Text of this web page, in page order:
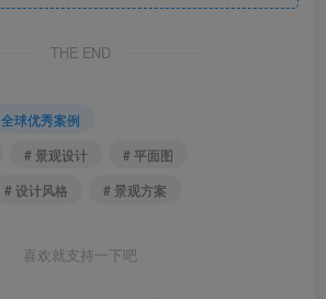
THE END
全球优秀案例
# 景观设计
# 平面图
# 设计风格 # 景观方案
喜欢就支持一下吧